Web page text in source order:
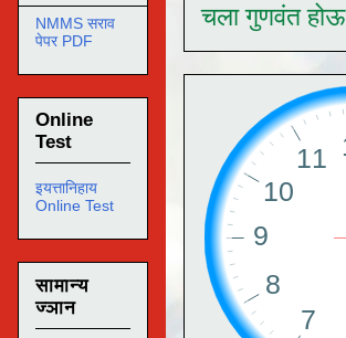
चला गुणवंत होऊ
NMMS सराव
पेपर PDF
Online
Test
इयत्तानिहाय
Online Test
सामान्य
ज्ञान